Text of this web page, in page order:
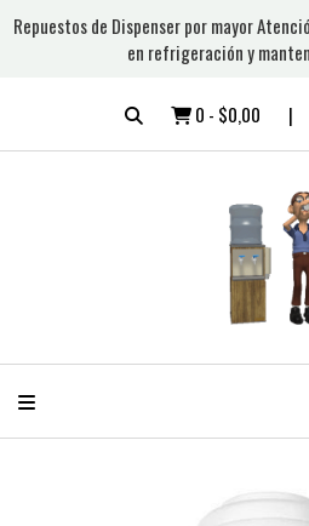
Repuestos de Dispenser por mayor
en refrigeración y
0 - $0,00